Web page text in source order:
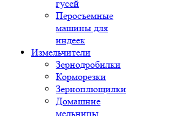
гусей
Перосъемные
машины для
индеек
Измельчители
Зернодробилки
Корморезки
Зерноплющилки
Домашние
мельницы